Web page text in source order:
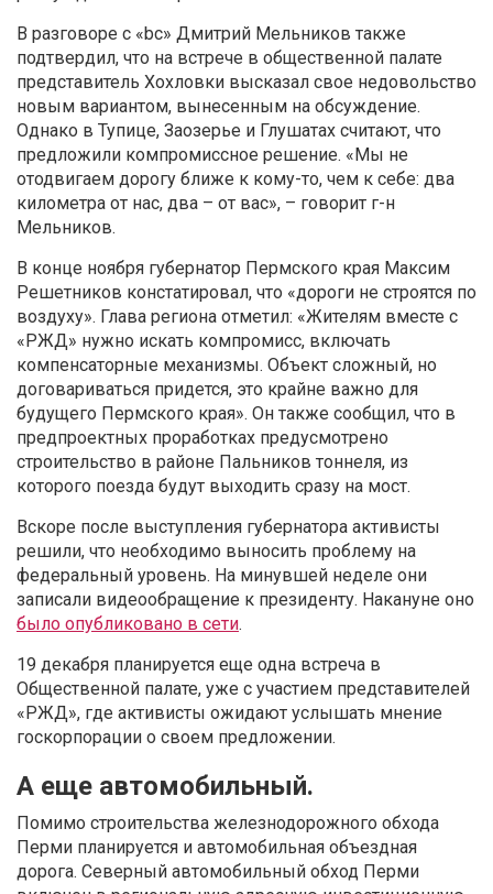
В разговоре с «bc» Дмитрий Мельников также
подтвердил, что на встрече в общественной палате
представитель Хохловки высказал свое недовольство
новым вариантом, вынесенным на обсуждение.
Однако в Тупице, Заозерье и Глушатах считают, что
предложили компромиссное решение. «Мы не
отодвигаем дорогу ближе к кому-то, чем к себе: два
километра от нас, два – от вас», – говорит г-н
Мельников.
В конце ноября губернатор Пермского края Максим
Решетников констатировал, что «дороги не строятся по
воздуху». Глава региона отметил: «Жителям вместе с
«РЖД» нужно искать компромисс, включать
компенсаторные механизмы. Объект сложный, но
договариваться придется, это крайне важно для
будущего Пермского края». Он также сообщил, что в
предпроектных проработках предусмотрено
строительство в районе Пальников тоннеля, из
которого поезда будут выходить сразу на мост.
Вскоре после выступления губернатора активисты
решили, что необходимо выносить проблему на
федеральный уровень. На минувшей неделе они
записали видеообращение к президенту. Накануне оно
было опубликовано в сети.
19 декабря планируется еще одна встреча в
Общественной палате, уже с участием представителей
«РЖД», где активисты ожидают услышать мнение
госкорпорации о своем предложении.
А еще автомобильный.
Помимо строительства железнодорожного обхода
Перми планируется и автомобильная объездная
дорога. Северный автомобильный обход Перми